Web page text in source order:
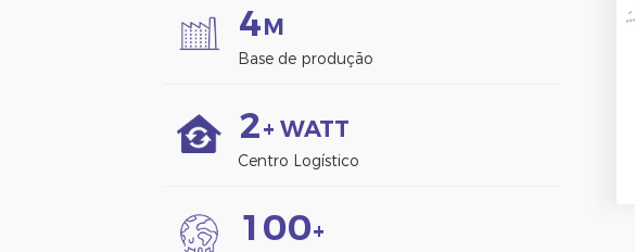
4M
Base de produção
2+ WATT
Centro Logístico
1 00+